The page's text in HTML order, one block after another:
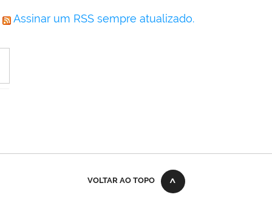
Assinar um RSS sempre atualizado.
VOLTAR AO TOPO